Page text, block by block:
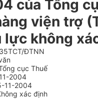
của Tổng
viện trợ
lực không
ĐTNN
cục Thuế
2004
11-2004
xác định